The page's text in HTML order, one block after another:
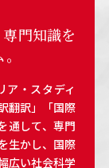
専門知識を
ア・スタディ
翻訳」「国際
通して、専門
生かし、国際
広い社会科学